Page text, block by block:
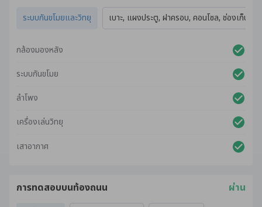
ระบบกันขโมยและวิทยุ เบาะ, แผงประตู, ฝาครอบ, คอนโซล, ช่องเก็บข
กล้องมองหลัง
ระบบกันขโมย
ลำโพง
เครื่องเล่นวิทยุ
เสาอากาศ
การทดสอบบนท้องถนน ผ่าน